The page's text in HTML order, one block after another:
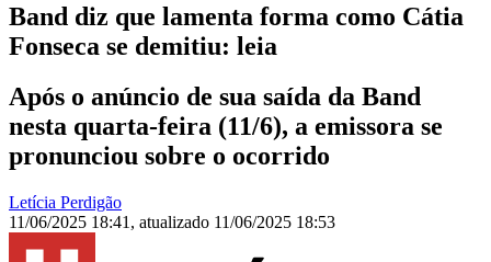
Band diz que lamenta forma como Cátia
Fonseca se demitiu: leia
Após o anúncio de sua saída da Band
nesta quarta-feira (11/6), a emissora se
pronunciou sobre o ocorrido
Letícia Perdigão
11/06/2025 18:41 , atualizado 11/06/2025 18:53